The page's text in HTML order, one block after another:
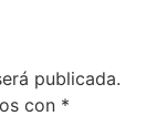
publicada.
con *